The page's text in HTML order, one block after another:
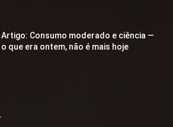
Artigo: Consumo moderado e ciência —
o que era ontem, não é mais hoje